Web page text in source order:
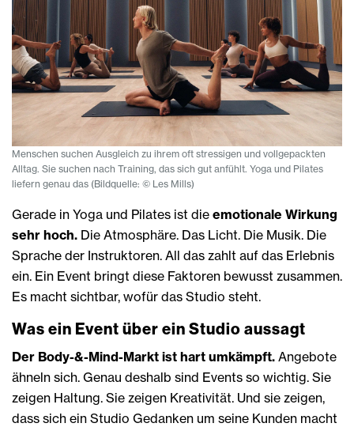
Menschen suchen Ausgleich zu ihrem oft stressigen und vollgepackten
Alltag. Sie suchen nach Training, das sich gut anfühlt. Yoga und Pilates
liefern genau das (Bildquelle: © Les Mills)
Gerade in Yoga und Pilates ist die emotionale Wirkung
sehr hoch. Die Atmosphäre. Das Licht. Die Musik. Die
Sprache der Instruktoren. All das zahlt auf das Erlebnis
ein. Ein Event bringt diese Faktoren bewusst zusammen.
Es macht sichtbar, wofür das Studio steht.
Was ein Event über ein Studio aussagt
Der Body-&-Mind-Markt ist hart umkämpft. Angebote
ähneln sich. Genau deshalb sind Events so wichtig. Sie
zeigen Haltung. Sie zeigen Kreativität. Und sie zeigen,
dass sich ein Studio Gedanken um seine Kunden macht